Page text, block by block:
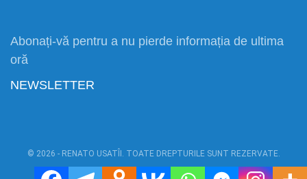
Abonați-vă pentru a nu pierde informația de ultima
oră
NEWSLETTER
© 2026 - RENATO USATÎI. TOATE DREPTURILE SUNT REZERVATE.
Power by:RU1